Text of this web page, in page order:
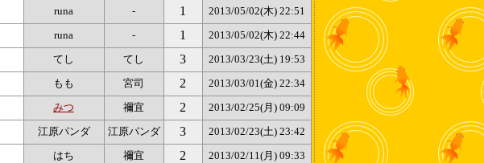
runa - 1 2013/05/02(木) 22:51
runa - 1 2013/05/02(木) 22:44
てし てし 3 2013/03/23(土) 19:53
もも 宮司 2 2013/03/01(金) 22:34
みつ 禰宜 2 2013/02/25(月) 09:09
江原パンダ 江原パンダ 3 2013/02/23(土) 23:42
はち 禰宜 2 2013/02/11(月) 09:33